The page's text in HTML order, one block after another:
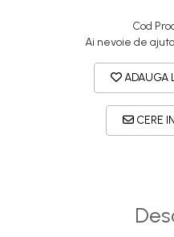
Cod
Ai nevoie de
ADAUGA
CERE